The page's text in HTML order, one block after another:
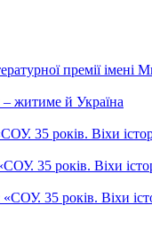
премії
житиме й Україна
35 років. Віхи
35 років. Віхи
35 років. Віхи